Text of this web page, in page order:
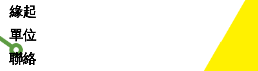
緣起
單位
聯絡